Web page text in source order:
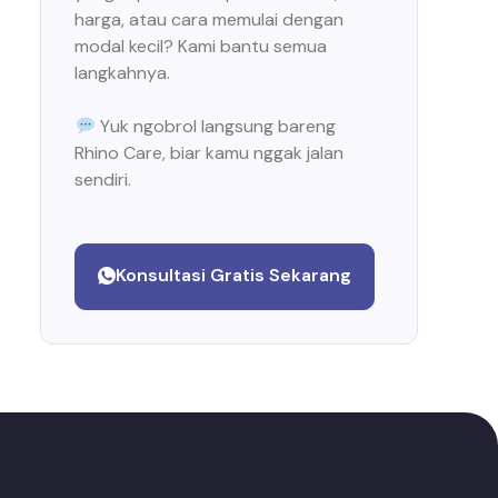
harga, atau cara memulai dengan
modal kecil? Kami bantu semua
langkahnya.
Yuk ngobrol langsung bareng
Rhino Care, biar kamu nggak jalan
sendiri.
Konsultasi Gratis Sekarang